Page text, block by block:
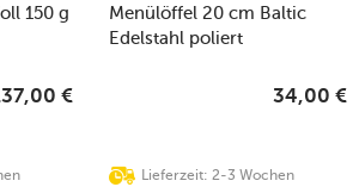
150 g
€
Menülöffel 20 cm Baltic
Edelstahl poliert
Lieferzeit: 2-3 Wochen
34,00 €